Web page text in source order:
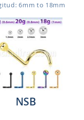
6mm to 18mm
NSB